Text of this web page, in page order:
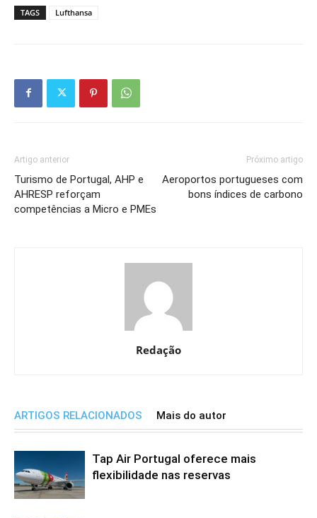
TAGS Lufthansa
Artigo anterior
Turismo de Portugal, AHP e
AHRESP reforçam
competências a Micro e PMEs
Próximo artigo
Aeroportos portugueses com
bons índices de carbono
Redação
ARTIGOS RELACIONADOS Mais do autor
Tap Air Portugal oferece mais
flexibilidade nas reservas